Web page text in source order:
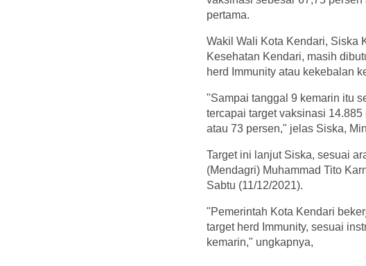
pertama.
Wakil Wali Kota Kendari, Siska
Kesehatan Kendari, masih
herd Immunity atau kekebalan
"Sampai tanggal 9 kemarin itu
tercapai target vaksinasi
atau 73 persen," jelas Siska,
Target ini lanjut Siska, sesuai
(Mendagri) Muhammad Tito
Sabtu (11/12/2021).
"Pemerintah Kota Kendari
target herd Immunity, sesuai
kemarin," ungkapnya,